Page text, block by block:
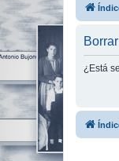
¿Está